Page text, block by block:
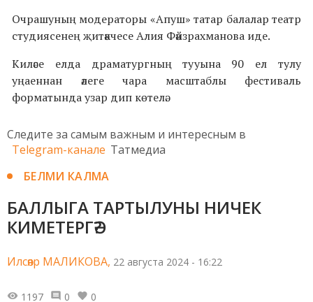
Очрашуның модераторы «Апуш» татар балалар театр
студиясенең җитәкчесе Алия Фәйзрахманова иде.
Киләсе елда драматургның тууына 90 ел тулу
уңаеннан әлеге чара масштаблы фестиваль
форматында узар дип көтелә.
Следите за самым важным и интересным в
Telegram-канале Татмедиа
БЕЛМИ КАЛМА
БАЛЛЫГА ТАРТЫЛУНЫ НИЧЕК
КИМЕТЕРГӘ?
Илсөяр МАЛИКОВА, 22 августа 2024 - 16:22
1197 0 0